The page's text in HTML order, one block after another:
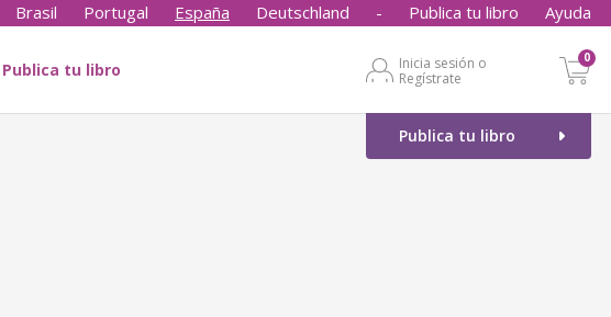
Brasil Portugal España Deutschland - Publica tu libro Ayuda
Publica tu libro
Inicia sesión o
Regístrate
0
Publica tu libro